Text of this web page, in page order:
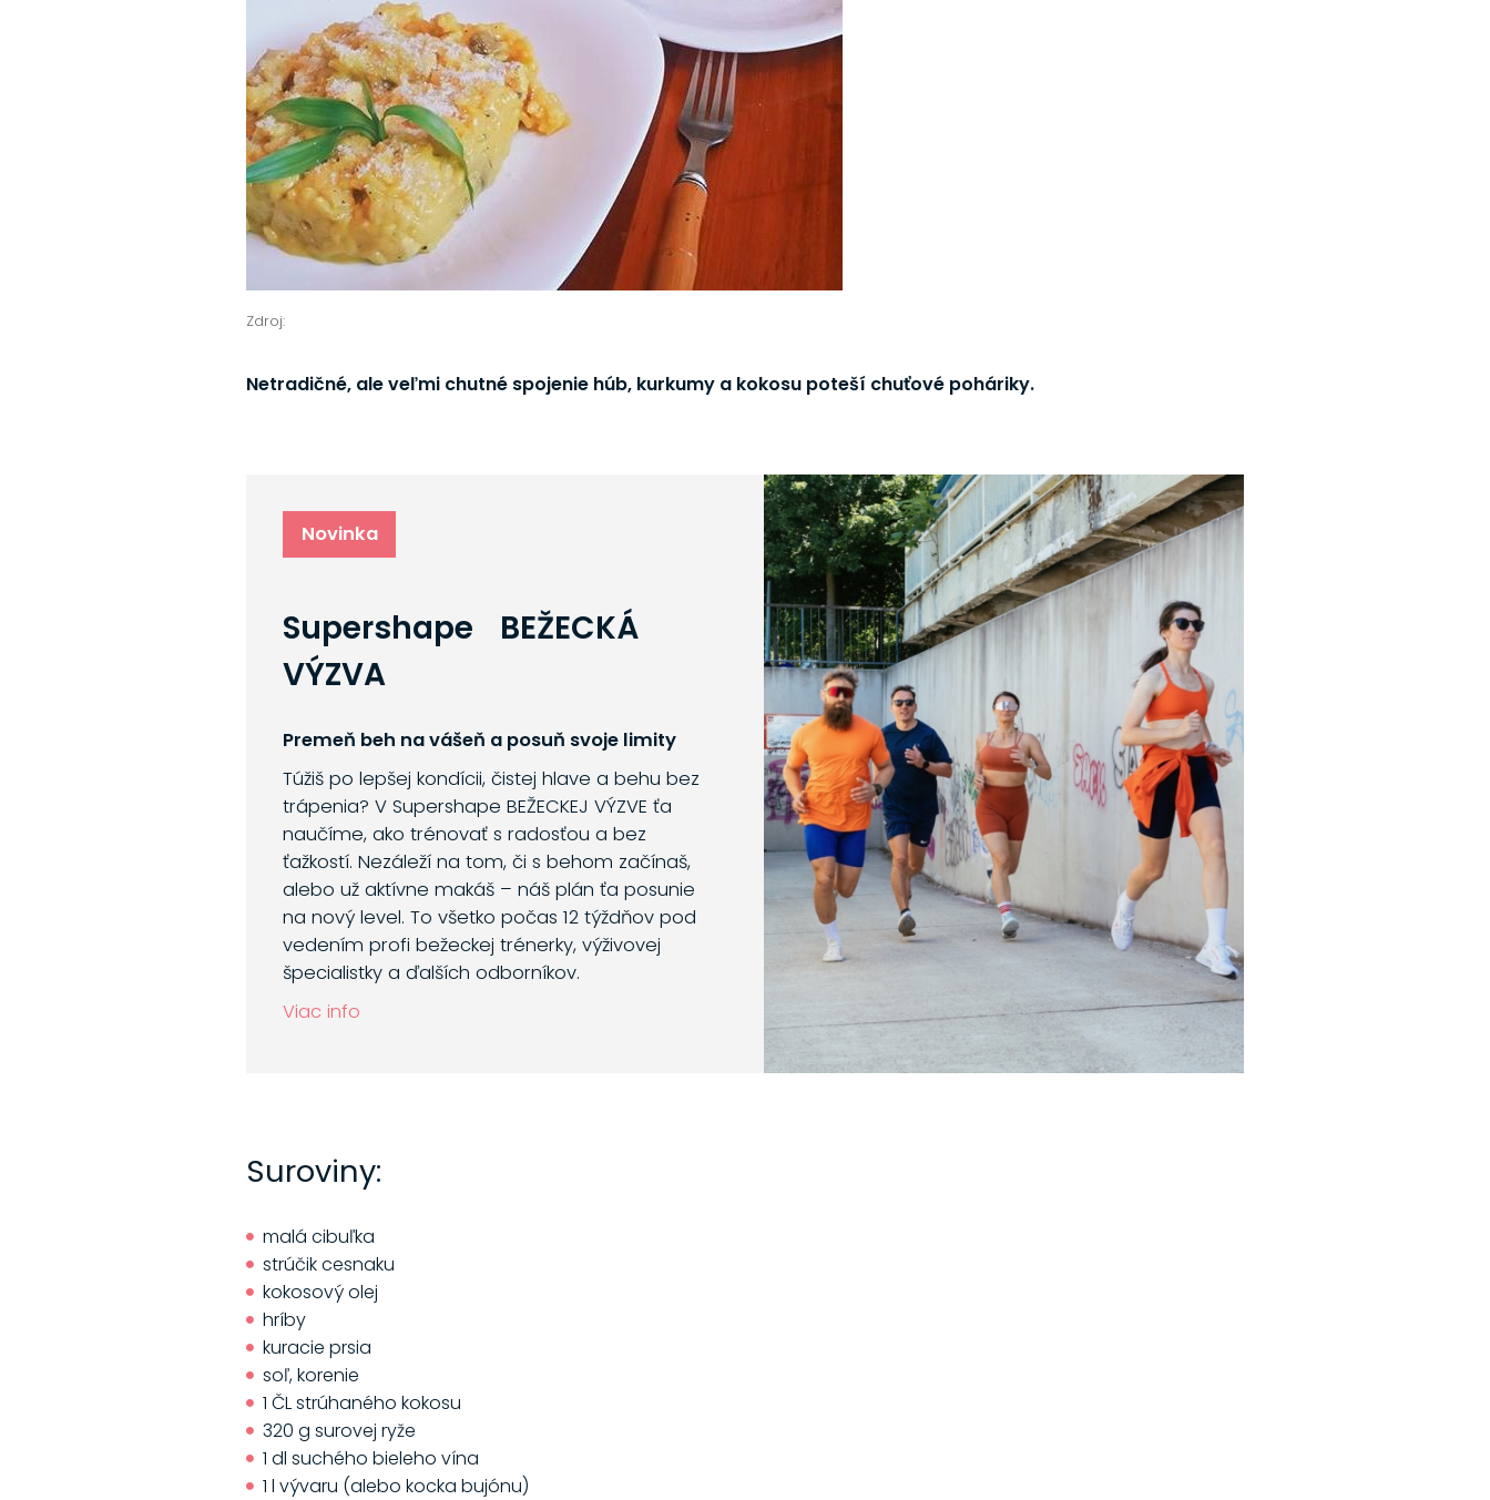
Zdroj:
Netradičné, ale veľmi chutné spojenie húb, kurkumy a kokosu poteší chuťové poháriky.
Novinka
Supershape BEŽECKÁ
VÝZVA
Premeň beh na vášeň a posuň svoje limity
Túžiš po lepšej kondícii, čistej hlave a behu bez
trápenia? V Supershape BEŽECKEJ VÝZVE ťa
naučíme, ako trénovať s radosťou a bez
ťažkostí. Nezáleží na tom, či s behom začínaš,
alebo už aktívne makáš – náš plán ťa posunie
na nový level. To všetko počas 12 týždňov pod
vedením profi bežeckej trénerky, výživovej
špecialistky a ďalších odborníkov.
Viac info
Suroviny:
malá cibuľka
strúčik cesnaku
kokosový olej
hríby
kuracie prsia
soľ, korenie
1 ČL strúhaného kokosu
320 g surovej ryže
1 dl suchého bieleho vína
1 l vývaru (alebo kocka bujónu)